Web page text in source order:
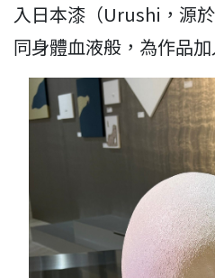
入日本漆（Urushi，源
同身體血液般，為作品加